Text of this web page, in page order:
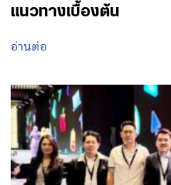
แนวทางเบื้องต้น
อ่านต่อ